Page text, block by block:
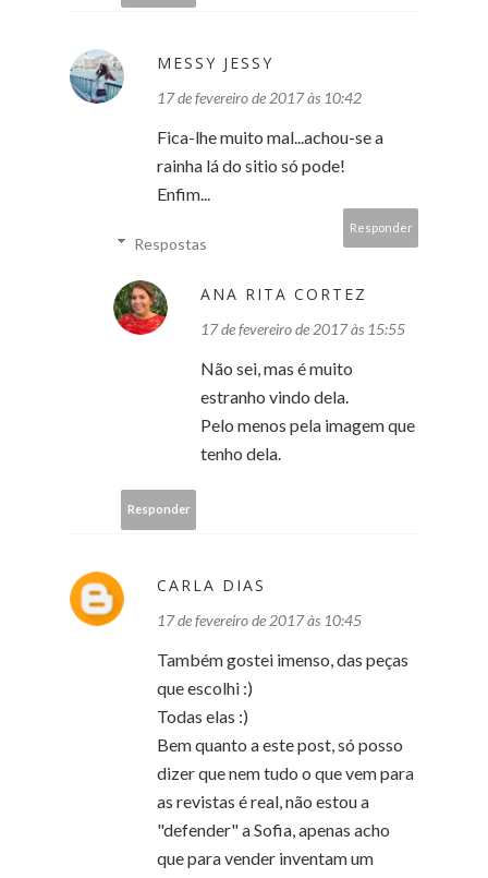
MESSY JESSY
17 de fevereiro de 2017 às 10:42
Fica-lhe muito mal...achou-se a
rainha lá do sitio só pode!
Enfim...
Responder
Respostas
ANA RITA CORTEZ
17 de fevereiro de 2017 às 15:55
Não sei, mas é muito
estranho vindo dela.
Pelo menos pela imagem que
tenho dela.
Responder
CARLA DIAS
17 de fevereiro de 2017 às 10:45
Também gostei imenso, das peças
que escolhi :)
Todas elas :)
Bem quanto a este post, só posso
dizer que nem tudo o que vem para
as revistas é real, não estou a
"defender" a Sofia, apenas acho
que para vender inventam um